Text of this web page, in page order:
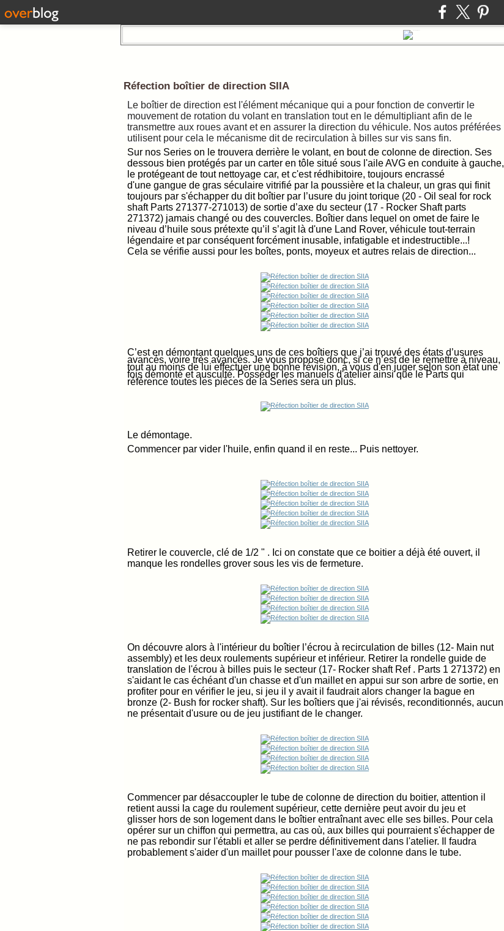
Réfection boîtier de direction SIIA
Le boîtier de direction est l'élément mécanique qui a pour fonction de convertir le
mouvement de rotation du volant en translation tout en le démultipliant afin de le
transmettre aux roues avant et en assurer la direction du véhicule. Nos autos préférées
utilisent pour cela le mécanisme dit de recirculation à billes sur vis sans fin.
Sur nos Series on le trouvera derrière le volant, en bout de colonne de direction. Ses
dessous bien protégés par un carter en tôle situé sous l'aile AVG en conduite à gauche,
le protégeant de tout nettoyage car, et c'est rédhibitoire, toujours encrassé
d'une gangue de gras séculaire vitrifié par la poussière et la chaleur, un gras qui finit
toujours par s'échapper du dit boîtier par l’usure du joint torique (20 - Oil seal for rock
shaft Parts 271377-271013) de sortie d’axe du secteur (17 - Rocker Shaft parts
271372) jamais changé ou des couvercles. Boîtier dans lequel on omet de faire le
niveau d’huile sous prétexte qu’il s’agit là d'une Land Rover, véhicule tout-terrain
légendaire et par conséquent forcément inusable, infatigable et indestructible...!
Cela se vérifie aussi pour les boîtes, ponts, moyeux et autres relais de direction...
C’est en démontant quelques uns de ces boîtiers que j’ai trouvé des états d’usures
avancés, voire très avancés. Je vous propose donc, si ce n’est de le remettre à niveau,
tout au moins de lui effectuer une bonne révision, à vous d'en juger selon son état une
fois démonté et ausculté. Posséder les manuels d'atelier ainsi que le Parts qui
référence toutes les pièces de la Series sera un plus.
Le démontage.
Commencer par vider l'huile, enfin quand il en reste... Puis nettoyer.
Retirer le couvercle, clé de 1/2 " . Ici on constate que ce boitier a déjà été ouvert, il
manque les rondelles grover sous les vis de fermeture.
On découvre alors à l'intérieur du boîtier l’écrou à recirculation de billes (12- Main nut
assembly) et les deux roulements supérieur et inférieur. Retirer la rondelle guide de
translation de l'écrou à billes puis le secteur (17- Rocker shaft Ref . Parts 1 271372) en
s'aidant le cas échéant d'un chasse et d'un maillet en appui sur son arbre de sortie, en
profiter pour en vérifier le jeu, si jeu il y avait il faudrait alors changer la bague en
bronze (2- Bush for rocker shaft). Sur les boîtiers que j'ai révisés, reconditionnés, aucun
ne présentait d'usure ou de jeu justifiant de le changer.
Commencer par désaccoupler le tube de colonne de direction du boitier, attention il
retient aussi la cage du roulement supérieur, cette dernière peut avoir du jeu et
glisser hors de son logement dans le boîtier entraînant avec elle ses billes. Pour cela
opérer sur un chiffon qui permettra, au cas où, aux billes qui pourraient s'échapper de
ne pas rebondir sur l'établi et aller se perdre définitivement dans l'atelier. Il faudra
probablement s'aider d'un maillet pour pousser l'axe de colonne dans le tube.